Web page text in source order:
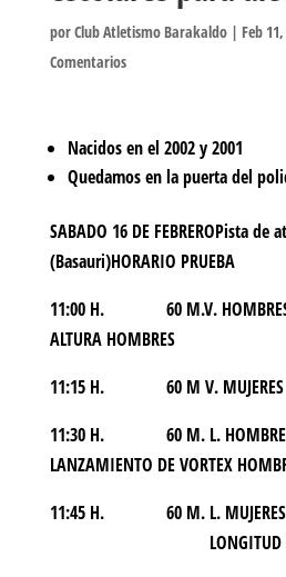
porClub Atletismo Barakaldo| Feb
Comentarios
Nacidos en el 2002 y 2001
Quedamos en la puerta del
SABADO 16 DE FEBREROPista
(Basauri)HORARIO PRUEBA
11:00 H. 60 M.V.
ALTURA HOMBRES
11:15 H. 60 M V. MUJERES
11:30 H. 60 M. L.
LANZAMIENTO DE VORTEX
11:45 H. 60 M. L.
LONGITUD